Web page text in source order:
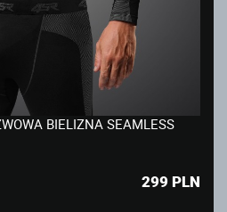
BIELIZNA SEAMLESS
299 PLN